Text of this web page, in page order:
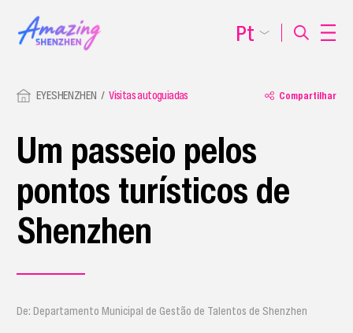
EYESHENZHEN Visitas autoguiadas Compartilhar
Um passeio pelos
pontos turísticos de
Shenzhen
De: Departamento Municipal de Gestão de Talentos de Shenzhen
Pt